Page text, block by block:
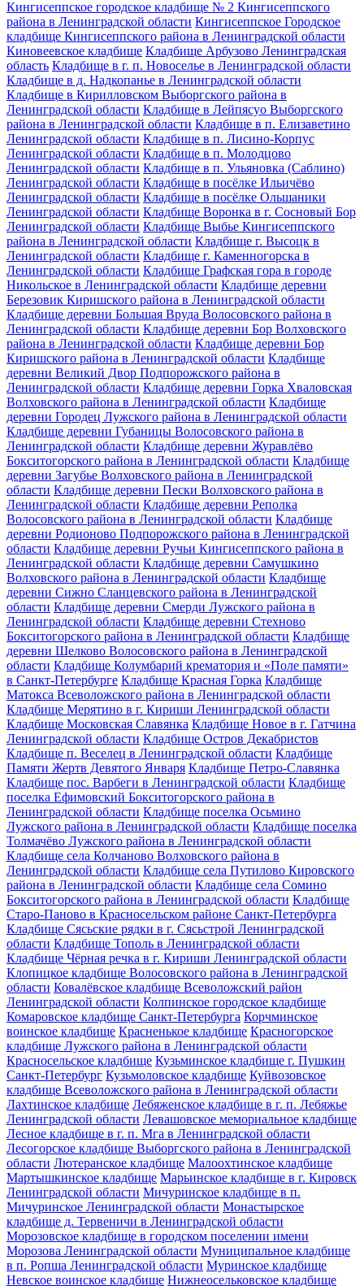
Кингисеппское городское кладбище № 2 Кингисеппского
района в Ленинградской области Кингисеппское Городское
кладбище Кингисеппского района в Ленинградской области
Киновеевское кладбище Кладбище Арбузово Ленинградская
область Кладбище в г. п. Новоселье в Ленинградской области
Кладбище в д. Надкопанье в Ленинградской области
Кладбище в Кирилловском Выборгского района в
Ленинградской области Кладбище в Лейпясуо Выборгского
района в Ленинградской области Кладбище в п. Елизаветино
Ленинградской области Кладбище в п. Лисино-Корпус
Ленинградской области Кладбище в п. Молодцово
Ленинградской области Кладбище в п. Ульяновка (Саблино)
Ленинградской области Кладбище в посёлке Ильичёво
Ленинградской области Кладбище в посёлке Ольшаники
Ленинградской области Кладбище Воронка в г. Сосновый Бор
Ленинградской области Кладбище Выбье Кингисеппского
района в Ленинградской области Кладбище г. Высоцк в
Ленинградской области Кладбище г. Каменногорска в
Ленинградской области Кладбище Графская гора в городе
Никольское в Ленинградской области Кладбище деревни
Березовик Киришского района в Ленинградской области
Кладбище деревни Большая Вруда Волосовского района в
Ленинградской области Кладбище деревни Бор Волховского
района в Ленинградской области Кладбище деревни Бор
Киришского района в Ленинградской области Кладбище
деревни Великий Двор Подпорожского района в
Ленинградской области Кладбище деревни Горка Хваловская
Волховского района в Ленинградской области Кладбище
деревни Городец Лужского района в Ленинградской области
Кладбище деревни Губаницы Волосовского района в
Ленинградской области Кладбище деревни Журавлёво
Бокситогорского района в Ленинградской области Кладбище
деревни Загубье Волховского района в Ленинградской
области Кладбище деревни Пески Волховского района в
Ленинградской области Кладбище деревни Реполка
Волосовского района в Ленинградской области Кладбище
деревни Родионово Подпорожского района в Ленинградской
области Кладбище деревни Ручьи Кингисеппского района в
Ленинградской области Кладбище деревни Самушкино
Волховского района в Ленинградской области Кладбище
деревни Сижно Сланцевского района в Ленинградской
области Кладбище деревни Смерди Лужского района в
Ленинградской области Кладбище деревни Стехново
Бокситогорского района в Ленинградской области Кладбище
деревни Шелково Волосовского района в Ленинградской
области Кладбище Колумбарий крематория и «Поле памяти»
в Санкт-Петербурге Кладбище Красная Горка Кладбище
Матокса Всеволожского района в Ленинградской области
Кладбище Мерятино в г. Кириши Ленинградской области
Кладбище Московская Славянка Кладбище Новое в г. Гатчина
Ленинградской области Кладбище Остров Декабристов
Кладбище п. Веселец в Ленинградской области Кладбище
Памяти Жертв Девятого Января Кладбище Петро-Славянка
Кладбище пос. Варбеги в Ленинградской области Кладбище
поселка Ефимовский Бокситогорского района в
Ленинградской области Кладбище поселка Осьмино
Лужского района в Ленинградской области Кладбище поселка
Толмачёво Лужского района в Ленинградской области
Кладбище села Колчаново Волховского района в
Ленинградской области Кладбище села Путилово Кировского
района в Ленинградской области Кладбище села Сомино
Бокситогорского района в Ленинградской области Кладбище
Старо-Паново в Красносельском районе Санкт-Петербурга
Кладбище Сясьские рядки в г. Сясьстрой Ленинградской
области Кладбище Тополь в Ленинградской области
Кладбище Чёрная речка в г. Кириши Ленинградской области
Клопицкое кладбище Волосовского района в Ленинградской
области Ковалёвское кладбище Всеволожский район
Ленинградской области Колпинское городское кладбище
Комаровское кладбище Санкт-Петербурга Корчминское
воинское кладбище Красненькое кладбище Красногорское
кладбище Лужского района в Ленинградской области
Красносельское кладбище Кузьминское кладбище г. Пушкин
Санкт-Петербург Кузьмоловское кладбище Куйвозовское
кладбище Всеволожского района в Ленинградской области
Лахтинское кладбище Лебяженское кладбище в г. п. Лебяжье
Ленинградской области Левашовское мемориальное кладбище
Лесное кладбище в г. п. Мга в Ленинградской области
Лесогорское кладбище Выборгского района в Ленинградской
области Лютеранское кладбище Малоохтинское кладбище
Мартышкинское кладбище Марьинское кладбище в г. Кировск
Ленинградской области Мичуринское кладбище в п.
Мичуринское Ленинградской области Монастырское
кладбище д. Тервеничи в Ленинградской области
Морозовское кладбище в городском поселении имени
Морозова Ленинградской области Муниципальное кладбище
в п. Ропша Ленинградской области Муринское кладбище
Невское воинское кладбище Нижнеосельковское кладбище